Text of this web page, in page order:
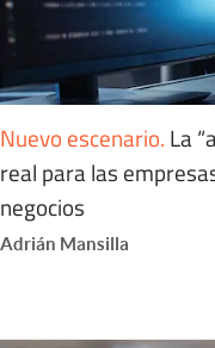
Nuevo escenario. La
real para las
negocios
Adrián Mansilla